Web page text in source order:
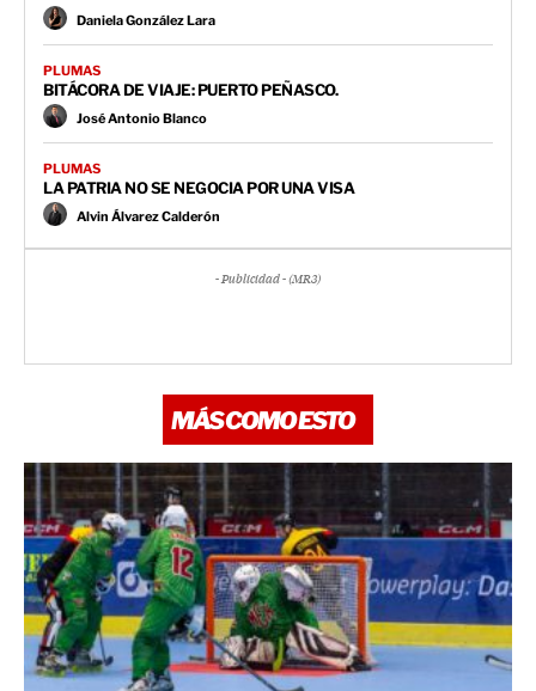
Daniela González Lara
PLUMAS
BITÁCORA DE VIAJE: PUERTO PEÑASCO.
José Antonio Blanco
PLUMAS
LA PATRIA NO SE NEGOCIA POR UNA VISA
Alvin Álvarez Calderón
- Publicidad - (MR3)
MÁS COMO ESTO